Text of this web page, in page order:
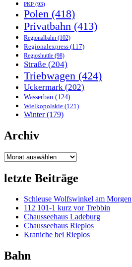
PKP (93)
Polen (418)
Privatbahn (413)
Regionalbahn (102)
Regionalexpress (117)
Regioshuttle (98)
Straße (204)
Triebwagen (424)
Uckermark (202)
Wasserbau (124)
Wielkopolskie (121)
Winter(179)
Archiv
Archiv
letzte Beiträge
Schleuse Wolfswinkel am Morgen
112 101-1 kurz vor Trebbin
Chausseehaus Ladeburg
Chausseehaus Rieplos
Kraniche bei Rieplos
Bahn